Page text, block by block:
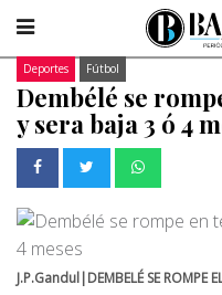
Deportes Fútbol
Dembélé se
y sera baja 3 ó 4
J.P.Gandul|DEMBELÉ SE ROMPE